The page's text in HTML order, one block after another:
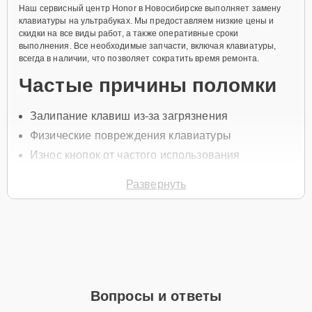
Наш сервисный центр Honor в Новосибирске выполняет замену
клавиатуры на ультрабуках. Мы предоставляем низкие цены и
скидки на все виды работ, а также оперативные сроки
выполнения. Все необходимые запчасти, включая клавиатуры,
всегда в наличии, что позволяет сократить время ремонта.
Частые причины поломки
Залипание клавиш из-за загрязнения
Физические повреждения клавиатуры
Износ кнопок от частого использования
Неисправности шлейфа клавиатуры
Развернуть
Вопросы и ответы